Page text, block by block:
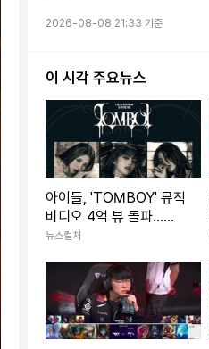
2026-08-08 21:33 기준
이 시각 주요뉴스
아이들, 'TOMBOY' 뮤직
비디오 4억 뷰 돌파…그
룹 통산 세 번째
뉴스컬처